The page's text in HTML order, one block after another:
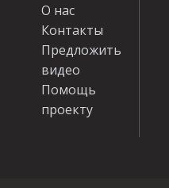
О нас
Контакты
Предложить
видео
Помощь
проекту